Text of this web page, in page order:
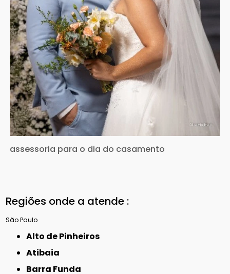
assessoria para o dia do casamento
Regiões onde a atende :
São Paulo
Alto de Pinheiros
Atibaia
Barra Funda